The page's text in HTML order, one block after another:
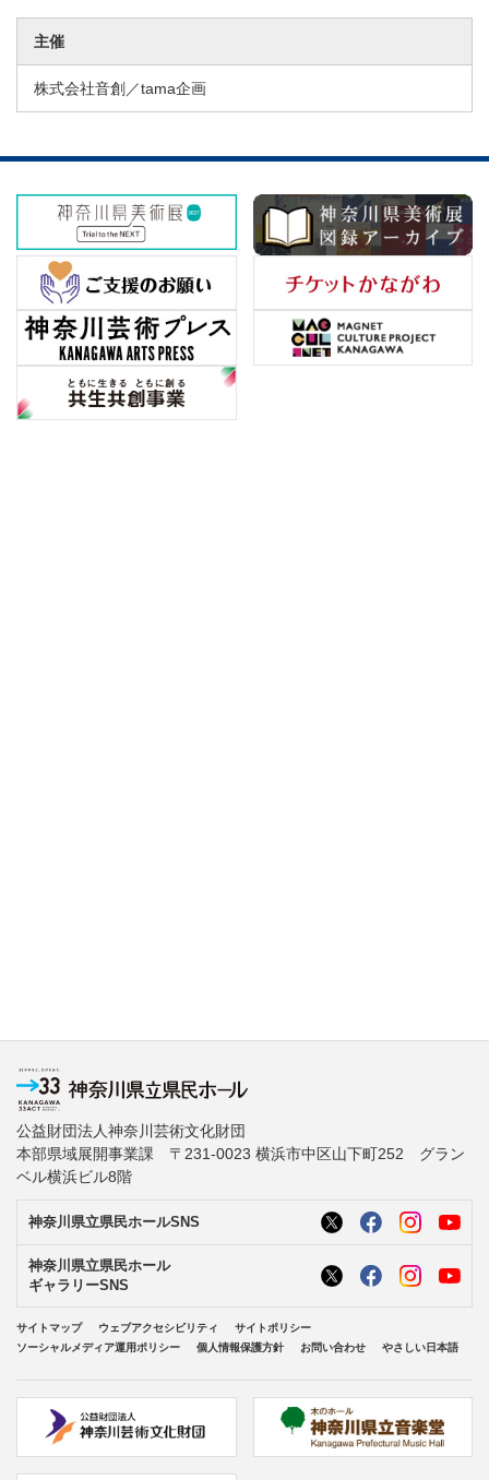
主催
株式会社音創／tama企画
公益財団法人神奈川芸術文化財団
本部県域展開事業課 〒231-0023 横浜市中区山下町252 グラン
ベル横浜ビル8階
神奈川県立県民ホールSNS
神奈川県立県民ホール
ギャラリーSNS
サイトマップ ウェブアクセシビリティ
サイトポリシー
ソーシャルメディア運用ポリシー
個人情報保護方針 お問い合わせ やさしい日本語